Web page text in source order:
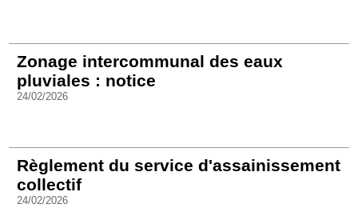
Zonage intercommunal des eaux
pluviales : notice
24/02/2026
Règlement du service d'assainissement
collectif
24/02/2026